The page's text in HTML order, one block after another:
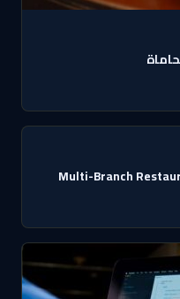
Multi-Branch